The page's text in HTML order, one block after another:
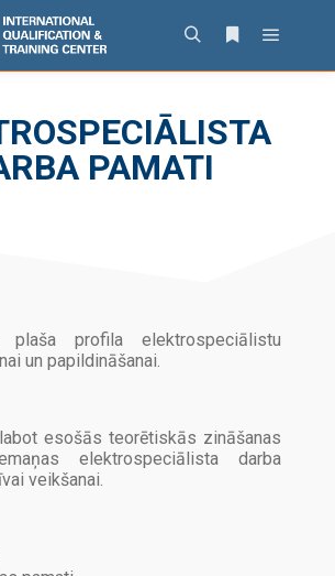
PAMATI
plaša profila elektrospeciālistu
un papildināšanai.
esošās teorētiskās zināšanas
elektrospeciālista darba
veikšanai.